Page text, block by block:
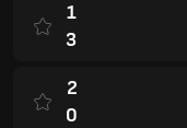
1
3
2
0